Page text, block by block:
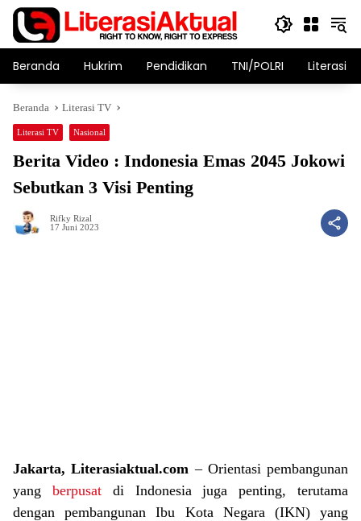
Langsung
konten
Beranda Hukrim Pendidikan TNI/POLRI Literasi
Beranda Literasi TV
Literasi TV Nasional
Berita Video : Indonesia Emas 2045 Jokowi
Sebutkan 3 Visi Penting
Rifky Rizal
17 Juni 2023
Jakarta, Literasiaktual.com – Orientasi pembangunan
yang berpusatdi Indonesia juga penting, terutama
dengan pembangunan Ibu Kota Negara (IKN) yang